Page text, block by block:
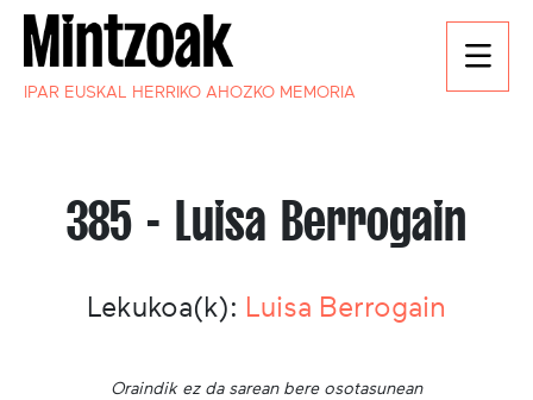
IPAR EUSKAL HERRIKO AHOZKO MEMORIA
385 - Luisa Berrogain
Lekukoa(k): Luisa Berrogain
Oraindik ez da sarean bere osotasunean